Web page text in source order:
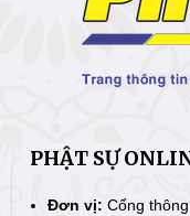
PHẬT SỰ
Đơn vị: Cổng